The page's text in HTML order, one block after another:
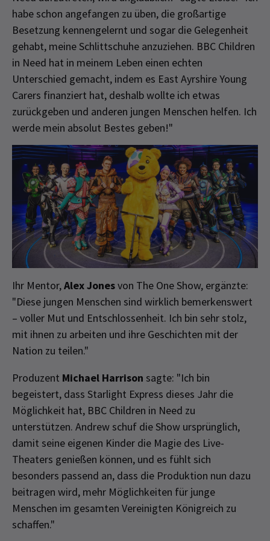
habe schon angefangen zu üben, die großartige
Besetzung kennengelernt und sogar die Gelegenheit
gehabt, meine Schlittschuhe anzuziehen. BBC Children
in Need hat in meinem Leben einen echten
Unterschied gemacht, indem es East Ayrshire Young
Carers finanziert hat, deshalb wollte ich etwas
zurückgeben und anderen jungen Menschen helfen. Ich
werde mein absolut Bestes geben!"
Ihr Mentor,Alex Jonesvon The One Show, ergänzte:
"Diese jungen Menschen sind wirklich bemerkenswert
– voller Mut und Entschlossenheit. Ich bin sehr stolz,
mit ihnen zu arbeiten und ihre Geschichten mit der
Nation zu teilen."
Produzent Michael Harrison sagte: "Ich bin
begeistert, dass Starlight Express dieses Jahr die
Möglichkeit hat, BBC Children in Need zu
unterstützen. Andrew schuf die Show ursprünglich,
damit seine eigenen Kinder die Magie des Live-
Theaters genießen können, und es fühlt sich
besonders passend an, dass die Produktion nun dazu
beitragen wird, mehr Möglichkeiten für junge
Menschen im gesamten Vereinigten Königreich zu
schaffen."